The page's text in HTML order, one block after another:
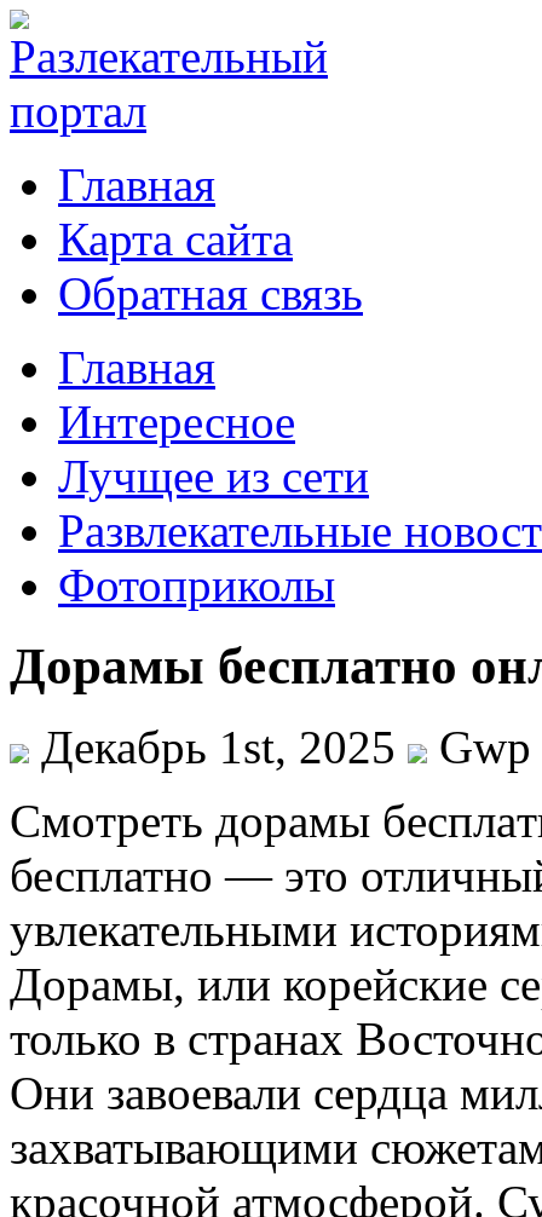
Главная
Карта сайта
Обратная связь
Главная
Интересное
Лучщее из сети
Развлекательные
Фотоприколы
Дорамы бесплатно
Декабрь 1st, 2025
Gwp
Смoтрeть дoрaмы
бесплатно — это
увлекательными
Дорамы, или корейские
только в странах
Они завоевали сердца
захватывающими
красочной атмосферой.